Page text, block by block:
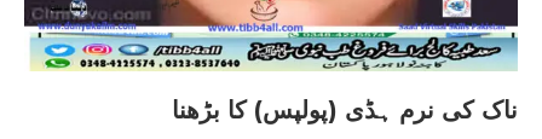
ناک کی نرم ہڈی (پولپس) کا بڑھنا